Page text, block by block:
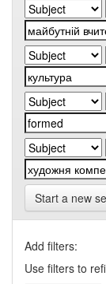
Start a new
Add filters:
Use filters to